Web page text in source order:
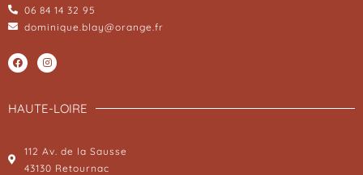
06 84 14 32 95
dominique.blay@orange.fr
HAUTE-LOIRE
112 Av. de la Sausse
43130 Retournac